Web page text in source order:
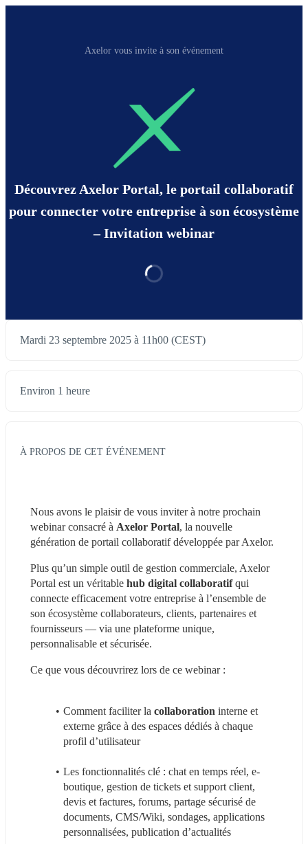
Axelor vous invite à son événement
Découvrez Axelor Portal, le portail collaboratif
pour connecter votre entreprise à son écosystème
– Invitation webinar
Mardi 23 septembre 2025 à 11h00 (CEST)
Environ 1 heure
À PROPOS DE CET ÉVÉNEMENT
Nous avons le plaisir de vous inviter à notre prochain
webinar consacré à Axelor Portal, la nouvelle
génération de portail collaboratif développée par Axelor.
Plus qu’un simple outil de gestion commerciale, Axelor
Portal est un véritable hub digital collaboratif qui
connecte efficacement votre entreprise à l’ensemble de
son écosystème collaborateurs, clients, partenaires et
fournisseurs — via une plateforme unique,
personnalisable et sécurisée.
Ce que vous découvrirez lors de ce webinar :
Comment faciliter la collaboration interne et
externe grâce à des espaces dédiés à chaque
profil d’utilisateur
Les fonctionnalités clé : chat en temps réel, e-
boutique, gestion de tickets et support client,
devis et factures, forums, partage sécurisé de
documents, CMS/Wiki, sondages, applications
personnalisées, publication d’actualités